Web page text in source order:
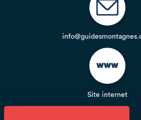
Site internet